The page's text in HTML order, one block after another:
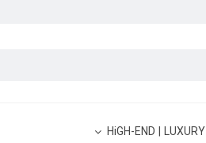
HiGH-END | LUXURY